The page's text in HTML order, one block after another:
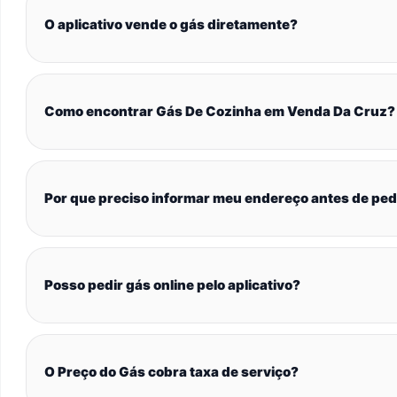
O aplicativo vende o gás diretamente?
Como encontrar Gás De Cozinha em Venda Da Cruz?
Por que preciso informar meu endereço antes de
Posso pedir gás online pelo aplicativo?
O Preço do Gás cobra taxa de serviço?